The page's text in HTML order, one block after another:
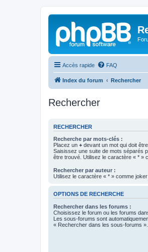
Accès rapide FAQ
Index du forum Rechercher
Rechercher
RECHERCHER
Recherche par mots-clés :
Placez un + devant un mot qui doit
Saisissez une suite de mots séparés
être trouvé. Utilisez le caractère « * »
Rechercher par auteur :
Utilisez le caractère « * » comme
OPTIONS DE RECHERCHE
Rechercher dans les forums :
Choisissez le forum ou les forums
Les sous-forums sont
« Rechercher dans les sous-forums ».